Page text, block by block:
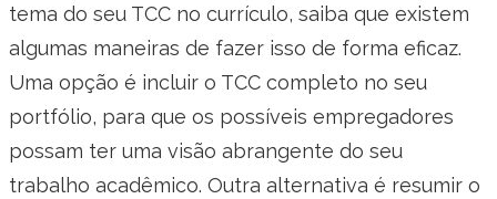
tema do seu TCC no currículo, saiba que existem
algumas maneiras de fazer isso de forma eficaz.
Uma opção é incluir o TCC completo no seu
portfólio, para que os possíveis empregadores
possam ter uma visão abrangente do seu
trabalho acadêmico. Outra alternativa é resumir o